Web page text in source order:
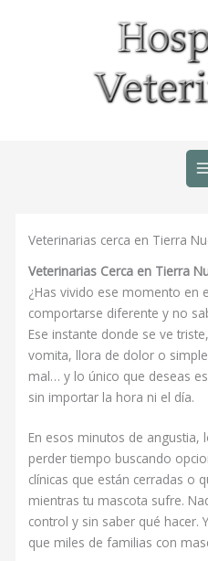
Veterinarias cerca en Tierra
Veterinarias Cerca en Tierra
¿Has vivido ese momento en
comportarse diferente y no
Ese instante donde se ve
vomita, llora de dolor o
mal… y lo único que deseas
sin importar la hora ni el día.
En esos minutos de angustia,
perder tiempo buscando
clínicas que están cerradas o
mientras tu mascota sufre.
control y sin saber qué hacer.
que miles de familias con